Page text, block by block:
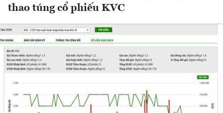
thao túng cổ phiếu KVC